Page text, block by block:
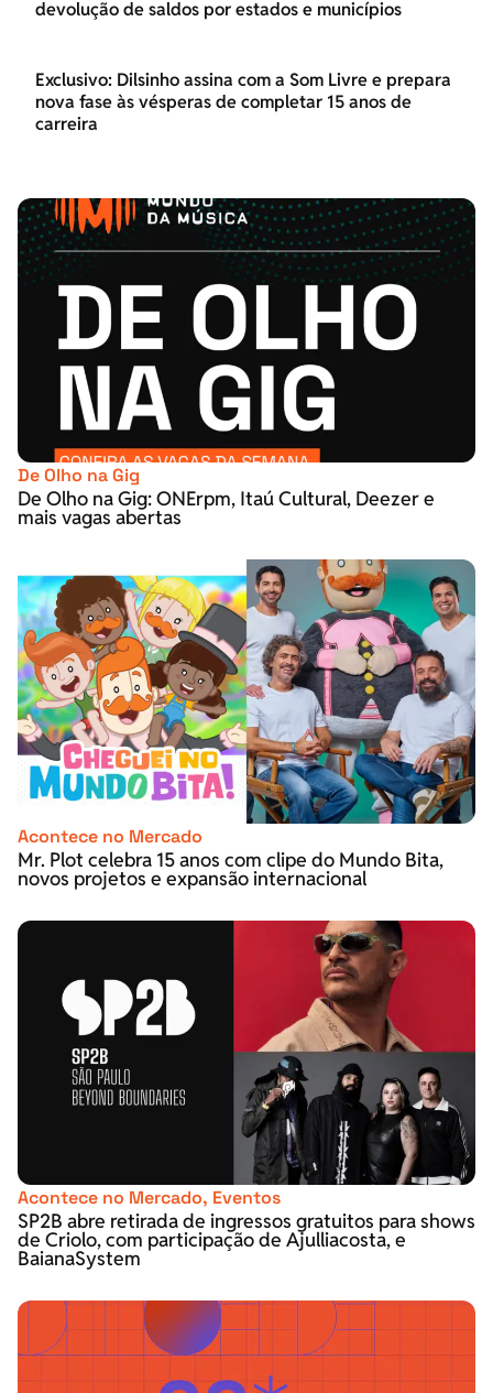
devolução de saldos por estados e municípios
Exclusivo: Dilsinho assina com a Som Livre e prepara
nova fase às vésperas de completar 15 anos de
carreira
De Olho na Gig
De Olho na Gig: ONErpm, Itaú Cultural, Deezer e
mais vagas abertas
Acontece no Mercado
Mr. Plot celebra 15 anos com clipe do Mundo Bita,
novos projetos e expansão internacional
Acontece no Mercado, Eventos
SP2B abre retirada de ingressos gratuitos para shows
de Criolo, com participação de Ajulliacosta, e
BaianaSystem